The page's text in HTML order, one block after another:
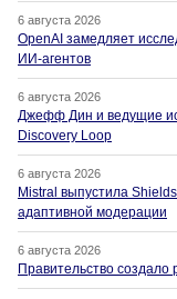
6 августа 2026
OpenAI замедляет
ИИ-агентов
6 августа 2026
Джефф Дин и ведущие
Discovery Loop
6 августа 2026
Mistral выпустила
адаптивной модерации
6 августа 2026
Правительство создало